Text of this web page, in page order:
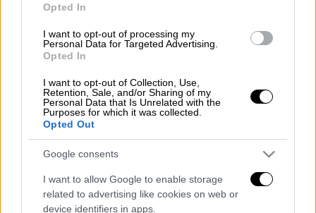
Opted In
I want to opt-out of processing my
Personal Data for Targeted Advertising.
Opted In
I want to opt-out of Collection, Use,
Retention, Sale, and/or Sharing of my
Personal Data that Is Unrelated with the
Purposes for which it was collected.
Opted Out
Google consents
I want to allow Google to enable storage
related to advertising like cookies on web or
device identifiers in apps.
ενεργήσουμε τώρα», προειδοποίησε ο
Γάλλος πρόεδρος.
Τα σχολεία και οι παιδικοί σταθμοί, που
παρέμεναν ανοιχτά, θα κλείσουν για τρεις
εβδομάδες, αντί για δύο που είναι κανονικά
το διάστημα των εαρινών διακοπών. Η
Γαλλίαείχε κλείσει τα σχολεία για δύο μήνες
κατά τη διάρκεια του πρώτου
lockdown, την
περασμένη άνοιξη, όμως δεν έκανε το ίδιο
και τον Νοέμβριο, επιβάλλοντας μόνο